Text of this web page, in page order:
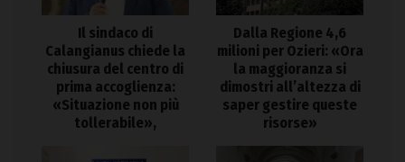
Il sindaco di
Calangianus chiede la
chiusura del centro di
prima accoglienza:
«Situazione non più
tollerabile»,
Dalla Regione 4,6
milioni per Ozieri: «Ora
la maggioranza si
dimostri all’altezza di
saper gestire queste
risorse»